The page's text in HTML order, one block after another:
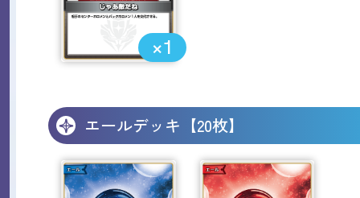
×1
エールデッキ【20枚】